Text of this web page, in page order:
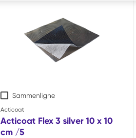
Sammenligne
Acticoat
Acticoat Flex 3 silver 10 x 10
cm /5